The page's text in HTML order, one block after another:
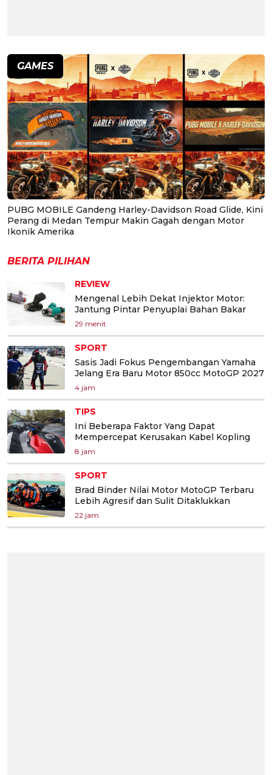
GAMES
PUBG MOBILE Gandeng Harley-Davidson Road Glide, Kini
Perang di Medan Tempur Makin Gagah dengan Motor
Ikonik Amerika
BERITA PILIHAN
REVIEW
Mengenal Lebih Dekat Injektor Motor:
Jantung Pintar Penyuplai Bahan Bakar
29 menit
SPORT
Sasis Jadi Fokus Pengembangan Yamaha
Jelang Era Baru Motor 850cc MotoGP 2027
4 jam
TIPS
Ini Beberapa Faktor Yang Dapat
Mempercepat Kerusakan Kabel Kopling
8 jam
SPORT
Brad Binder Nilai Motor MotoGP Terbaru
Lebih Agresif dan Sulit Ditaklukkan
22 jam